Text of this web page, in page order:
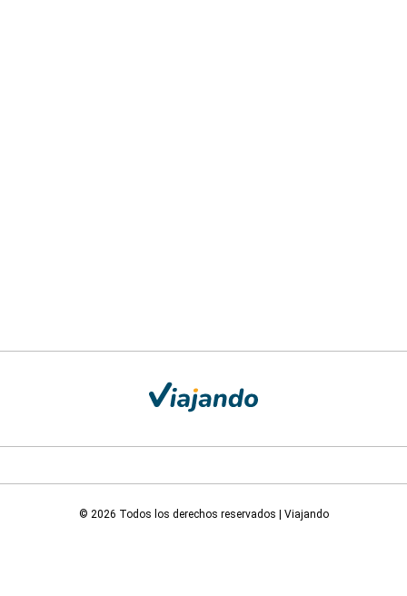
© 2026 Todos los derechos reservados | Viajando